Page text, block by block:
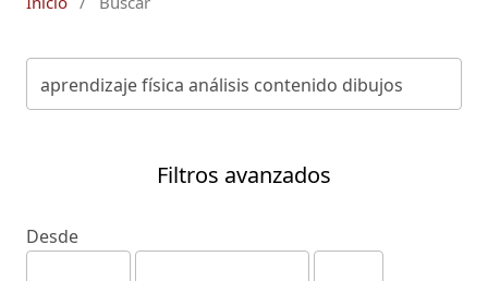
Filtros avanzados
Desde